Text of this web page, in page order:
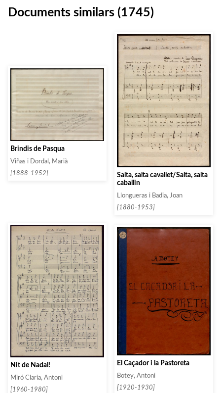
Documents similars (1745)
Brindis de Pasqua
Viñas i Dordal, Marià
[1888-1952]
Salta, salta cavallet/Salta, salta
caballin
Llongueras i Badia, Joan
[1880-1953]
Nit de Nadal!
Miró Claria, Antoni
[1960-1980]
El Caçador i la Pastoreta
Botey, Antoni
[1920-1930]